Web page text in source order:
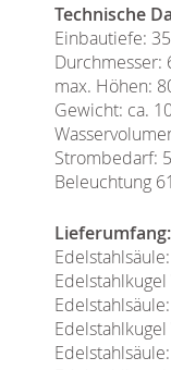
Technische
Einbautiefe:
Durchmesser:
max. Höhen:
Gewicht: ca.
Strombedarf:
Beleuchtung
Lieferumfang: